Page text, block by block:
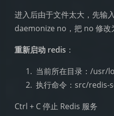
进入后由于文件太大，先输
daemonize no，把 no 修改
重新启动 redis ：
当前所在目录：/usr/
执行命令：src/
Ctrl + C 停止 Redis 服务